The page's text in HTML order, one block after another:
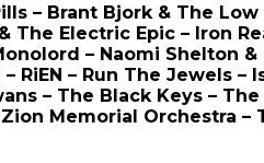
– Brant Bjork & The
The Electric Epic – Iron
– Naomi Shelton
– Run The Jewels
– The Black Keys –
Memorial Orchestra